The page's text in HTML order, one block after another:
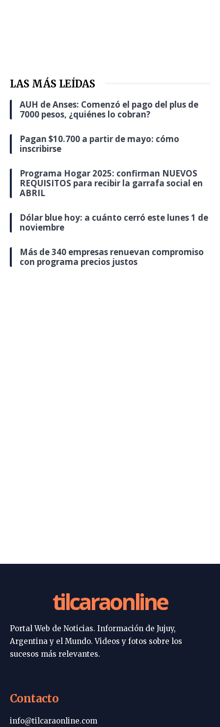
LAS MÁS LEÍDAS
AUH de Anses: Comenzó el pago del plus de
7000 pesos, ¿quiénes lo cobran?
Pagan $10.700 a partir de mayo: cómo
inscribirse
Programa Hogar 2025: confirman NUEVOS
REQUISITOS para recibir la garrafa social en
ABRIL
Dólar blue hoy: a cuánto cerró este lunes 1 de
noviembre
Más de 340 empresas renuevan compromiso
con programa precios justos
tilcaraonline
Portal Web de Noticias. Información de Jujuy,
Argentina y el Mundo. Videos y fotos sobre los
sucesos más relevantes.
Contacto
info@tilcaraonline.com